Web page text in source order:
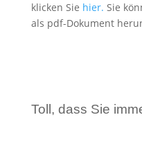
klicken Sie hier. Sie
als pdf-Dokument
Toll, dass Sie